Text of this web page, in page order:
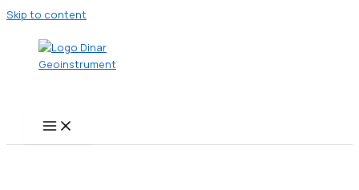
Skip to content